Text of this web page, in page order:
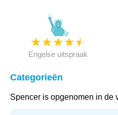
★★★★★
Engelse uitspraak
Categorieën
Spencer is opgenomen in de